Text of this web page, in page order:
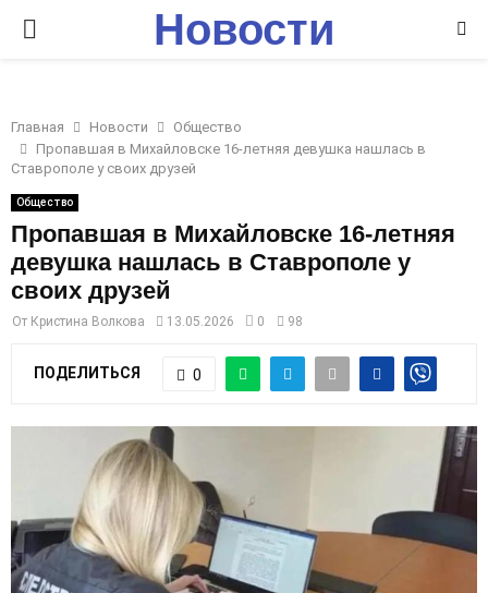
P
I
M
A
R
Y
N
Новости
Главная Новости
Общество
Пропавшая в Михайловске 16-летняя девушка нашлась в
Ставрополе у своих друзей
Общество
Пропавшая в Михайловске 16-летняя
девушка нашлась в Ставрополе у
своих друзей
От Кристина Волкова 13.05.2026 0 98
ПОДЕЛИТЬСЯ 0